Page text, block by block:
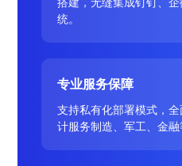
统。
专业服务保障
支持私有化部署模式，
计服务制造、军工、金融